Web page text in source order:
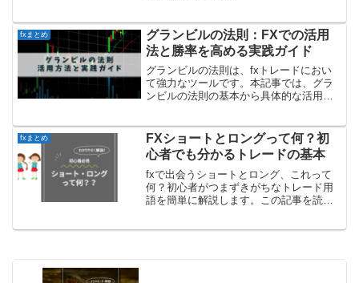
fxまとめ
グランビルの法則：FXでの活用
法と勝率を高める実践ガイド
グランビルの法則は、fxトレードにおい
て強力なツールです。本記事では、グラ
ンビルの法則の基本から具体的な活用
います。トレードの勝率を高めたい方は
必見です！
fxまとめ
FXショートとロングって何？初
心者でも分かるトレードの基本
fxで出会うショートとロング、これって
何？初心者がつまずきがちなトレード用
語を簡単に解説します。この記事を読め